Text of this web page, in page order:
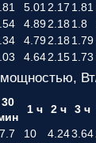
5.01 2.17 1.81
4.892.18 1.8
4.792.18 1.79
4.642.151.73
30
1 ч 2 ч 3 ч
10 4.243.64